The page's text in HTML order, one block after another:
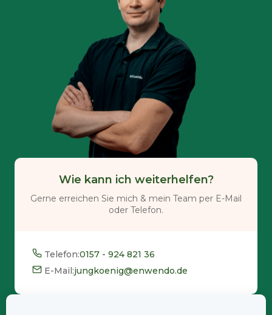
Wie kann ich weiterhelfen?
Gerne erreichen Sie mich & mein Team per E-Mail
oder Telefon.
Telefon:0157 - 924 821 36
E-Mail:jungkoenig@enwendo.de